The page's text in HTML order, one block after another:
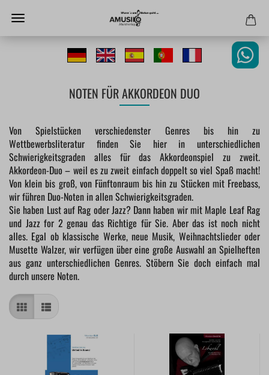
NOTEN FÜR AKKORDEON DUO
Von Spielstücken verschiedenster Genres bis hin zu
Wettbewerbsliteratur finden Sie hier in unterschiedlichen
Schwierigkeitsgraden alles für das Akkordeonspiel zu zweit.
Akkordeon-Duo – weil es zu zweit einfach doppelt so viel Spaß macht!
Von klein bis groß, von Fünftonraum bis hin zu Stücken mit Freebass,
wir führen Duo-Noten in allen Schwierigkeitsgraden.
Sie haben Lust auf Rag oder Jazz? Dann haben wir mit Maple Leaf Rag
und Jazz for 2 genau das Richtige für Sie. Aber das ist noch nicht
alles. Egal ob klassische Werke, neue Musik, Weihnachtslieder oder
Musette Walzer, wir verfügen über eine große Auswahl an Spielheften
aus ganz unterschiedlichen Genres. Stöbern Sie doch einfach mal
durch unsere Noten.